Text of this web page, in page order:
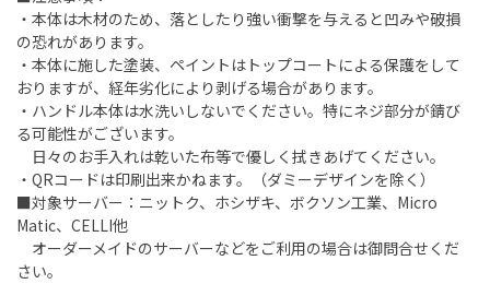
・本体は木材のため、落としたり強い衝撃を与えると凹みや破損
の恐れがあります。
・本体に施した塗装、ペイントはトップコートによる保護をして
おりますが、経年劣化により剥げる場合があります。
・ハンドル本体は水洗いしないでください。特にネジ部分が錆び
る可能性がございます。
日々のお手入れは乾いた布等で優しく拭きあげてください。
・QRコードは印刷出来かねます。（ダミーデザインを除く）
■対象サーバー：ニットク、ホシザキ、ボクソン工業、Micro
Matic、CELLI他
オーダーメイドのサーバーなどをご利用の場合は御問合せくだ
さい。